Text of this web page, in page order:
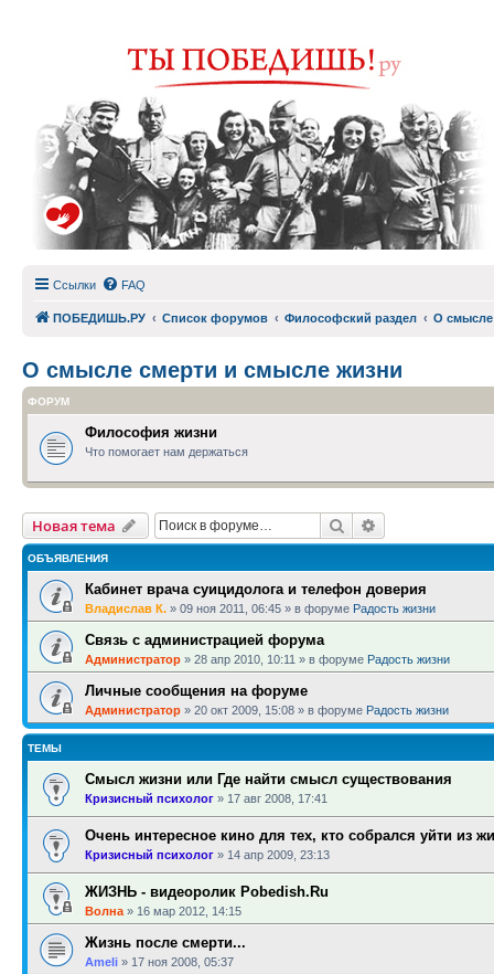
Ссылки FAQ
ПОБЕДИШЬ.РУ Список форумов Философский раздел О смысле
О смысле смерти и смысле жизни
ФОРУМ
Философия жизни
Что помогает нам держаться
Новая тема Поиск
ОБЪЯВЛЕНИЯ
Кабинет врача суицидолога и телефон доверия
Владислав К. » 09 ноя 2011, 06:45 » в форуме Радость жизни
Связь с администрацией форума
Администратор » 28 апр 2010, 10:11 » в форуме Радость жизни
Личные сообщения на форуме
Администратор » 20 окт 2009, 15:08 » в форуме Радость жизни
ТЕМЫ
Смысл жизни или Где найти смысл существования
Кризисный психолог » 17 авг 2008, 17:41
Очень интересное кино для тех, кто собрался уйти из
Кризисный психолог » 14 апр 2009, 23:13
ЖИЗНЬ - видеоролик Pobedish.Ru
Волна » 16 мар 2012, 14:15
Жизнь после смерти...
Ameli » 17 ноя 2008, 05:37